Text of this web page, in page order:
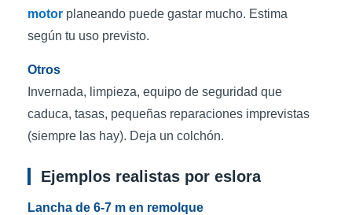
motor planeando puede gastar mucho. Estima
según tu uso previsto.
Otros
Invernada, limpieza, equipo de seguridad que
caduca, tasas, pequeñas reparaciones imprevistas
(siempre las hay). Deja un colchón.
Ejemplos realistas por eslora
Lancha de 6-7 m en remolque